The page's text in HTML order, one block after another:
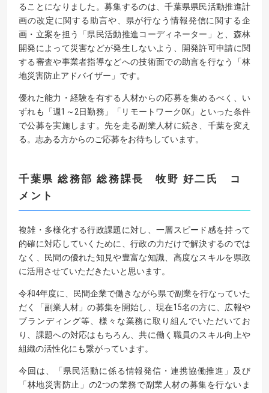
ることになりました。募集するのは、千葉県県民活動推進計
画の改定に関する助言や、県が行なう情報発信に関する企
画・立案を担う「県民活動推進コーディネーター」と、森林
開発によって災害などが発生しないよう、開発許可申請に関
する審査や事業者指導などへの技術面での助言を行なう「林
地災害防止アドバイザー」です。
優れた能力・経験を有する人材からの応募を集めるべく、い
ずれも「週1～2日勤務」「リモートワークOK」といった条件
で公募を実施します。先を走る副業人材に続き、千葉を変え
る。志ある方からのご応募をお待ちしています。
千葉県 総務部 総務課長 牧野 好二 氏 コ
メント
複雑・多様化する行政課題に対し、一層スピード感を持って
的確に対応していくために、行政の力だけで解決するのでは
なく、民間の優れた知見や豊富な知識、高度なスキルを県政
に活用させていただきたいと思います。
令和4年度に、民間企業で働きながら県で副業を行なっていた
だく「副業人材」の募集を開始し、現在15名の方に、広報や
ブランディング等、様々な業務に取り組んでいただいてお
り、課題への対応はもちろん、共に働く職員のスキル向上や
組織の活性化にも繋がっています。
今回は、「県民活動に係る情報発信・連携協働推進」及び
「林地災害防止」の2つの業務で副業人材の募集を行ないま